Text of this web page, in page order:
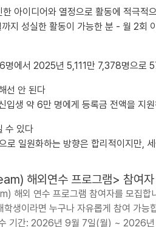
에서 2025년 5,111만 7,378명으
선 안 된다
생 약 6만 명에게 등록금 전액을 지
수 있다
기준으로 일원화하는 방향은 합리적
해외연수 프로그램> 참여자
해외 연수 프로그램 참여자를 모집합
생이라면 누구나 자유롭게 참여 가
기간: 2026년 9월 7일(월) ~ 2026